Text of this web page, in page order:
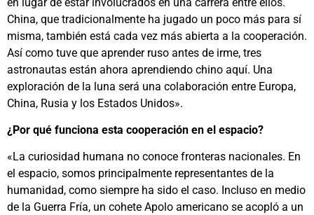
China, que tradicionalmente ha jugado un poco más para sí
misma, también está cada vez más abierta a la cooperación.
Así como tuve que aprender ruso antes de irme, tres
astronautas están ahora aprendiendo chino aquí. Una
exploración de la luna será una colaboración entre Europa,
China, Rusia y los Estados Unidos».
¿Por qué funciona esta cooperación en el espacio?
«La curiosidad humana no conoce fronteras nacionales. En
el espacio, somos principalmente representantes de la
humanidad, como siempre ha sido el caso. Incluso en medio
de la Guerra Fría, un cohete Apolo americano se acopló a un